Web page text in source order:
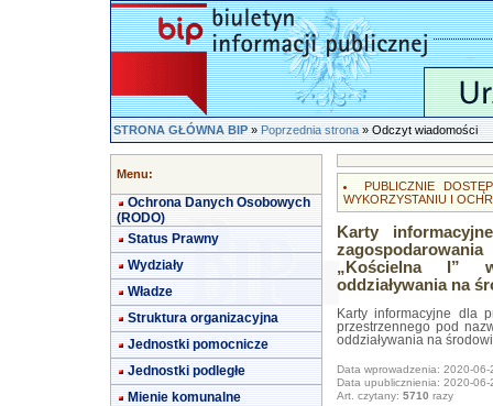
STRONA GŁÓWNA BIP»Poprzednia strona» Odczyt wiadomości
Menu:
Ochrona Danych Osobowych
(RODO)
Status Prawny
Wydziały
Władze
Struktura organizacyjna
Jednostki pomocnicze
Jednostki podległe
Mienie komunalne
PUBLICZNIE
WYKORZYSTANIU I
Karty
„Kościelna I”
oddziaływania na
Karty informacyjne dla
przestrzennego pod
oddziaływania na
Data wprowadzenia: 2020-06-
Data upublicznienia: 2020-06-
Art. czytany: 5710 razy